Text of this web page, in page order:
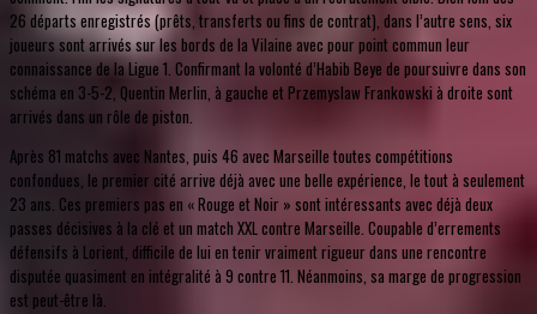
26 départs enregistrés (prêts, transferts ou fins de contrat), dans l’autre sens, six
joueurs sont arrivés sur les bords de la Vilaine avec pour point commun leur
connaissance de la Ligue 1. Confirmant la volonté d’Habib Beye de poursuivre dans son
schéma en 3-5-2, Quentin Merlin, à gauche et Przemyslaw Frankowski à droite sont
arrivés dans un rôle de piston.
Après 81 matchs avec Nantes, puis 46 avec Marseille toutes compétitions
confondues, le premier cité arrive déjà avec une belle expérience, le tout à seulement
23 ans. Ces premiers pas en « Rouge et Noir » sont intéressants avec déjà deux
passes décisives à la clé et un match XXL contre Marseille. Coupable d’errements
défensifs à Lorient, difficile de lui en tenir vraiment rigueur dans une rencontre
disputée quasiment en intégralité à 9 contre 11. Néanmoins, sa marge de progression
est peut-être là.